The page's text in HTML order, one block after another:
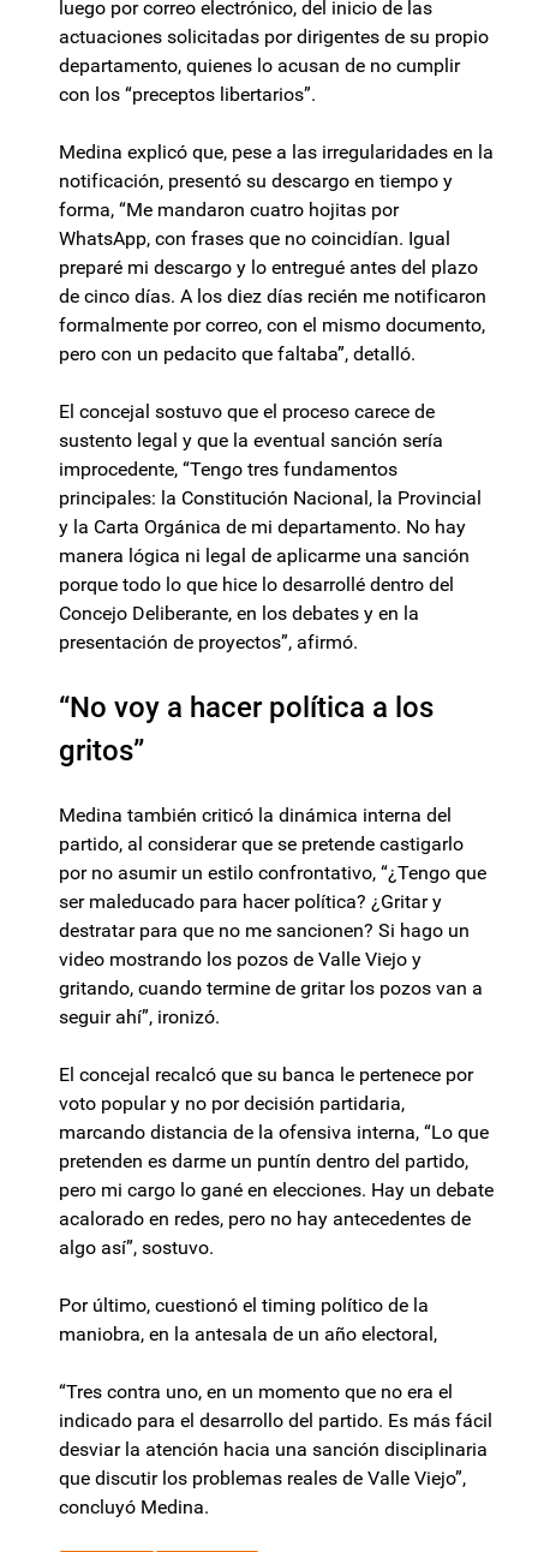
luego por correo electrónico, del inicio de las
actuaciones solicitadas por dirigentes de su propio
departamento, quienes lo acusan de no cumplir
con los “preceptos libertarios”.
Medina explicó que, pese a las irregularidades en la
notificación, presentó su descargo en tiempo y
forma, “Me mandaron cuatro hojitas por
WhatsApp, con frases que no coincidían. Igual
preparé mi descargo y lo entregué antes del plazo
de cinco días. A los diez días recién me notificaron
formalmente por correo, con el mismo documento,
pero con un pedacito que faltaba”, detalló.
El concejal sostuvo que el proceso carece de
sustento legal y que la eventual sanción sería
improcedente, “Tengo tres fundamentos
principales: la Constitución Nacional, la Provincial
y la Carta Orgánica de mi departamento. No hay
manera lógica ni legal de aplicarme una sanción
porque todo lo que hice lo desarrollé dentro del
Concejo Deliberante, en los debates y en la
presentación de proyectos”, afirmó.
“No voy a hacer política a los
gritos”
Medina también criticó la dinámica interna del
partido, al considerar que se pretende castigarlo
por no asumir un estilo confrontativo, “¿Tengo que
ser maleducado para hacer política? ¿Gritar y
destratar para que no me sancionen? Si hago un
video mostrando los pozos de Valle Viejo y
gritando, cuando termine de gritar los pozos van a
seguir ahí”, ironizó.
El concejal recalcó que su banca le pertenece por
voto popular y no por decisión partidaria,
marcando distancia de la ofensiva interna, “Lo que
pretenden es darme un puntín dentro del partido,
pero mi cargo lo gané en elecciones. Hay un debate
acalorado en redes, pero no hay antecedentes de
algo así”, sostuvo.
Por último, cuestionó el timing político de la
maniobra, en la antesala de un año electoral,
“Tres contra uno, en un momento que no era el
indicado para el desarrollo del partido. Es más fácil
desviar la atención hacia una sanción disciplinaria
que discutir los problemas reales de Valle Viejo”,
concluyó Medina.